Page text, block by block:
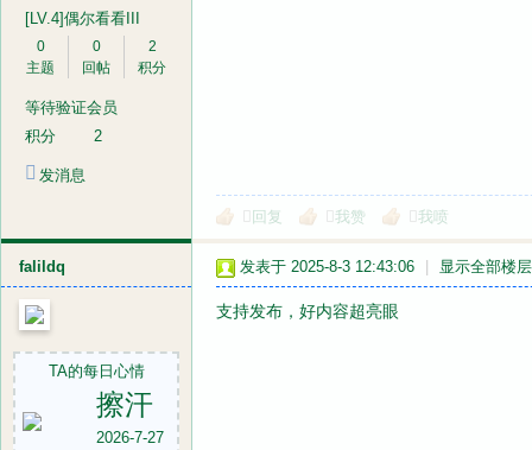
[LV.4]偶尔看看III
0
主题
0
回帖
2
积分
等待验证会员
积分
2
发消息
回复 我赞 我喷
falildq
TA的每日心情
擦汗
2026-7-27
发表于 2025-8-3 12:43:06 显示全部楼层
支持发布，好内容超亮眼